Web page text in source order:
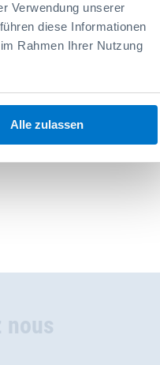
Verwendung unserer
diese Informationen
Rahmen Ihrer Nutzung
Alle zulassen
nous